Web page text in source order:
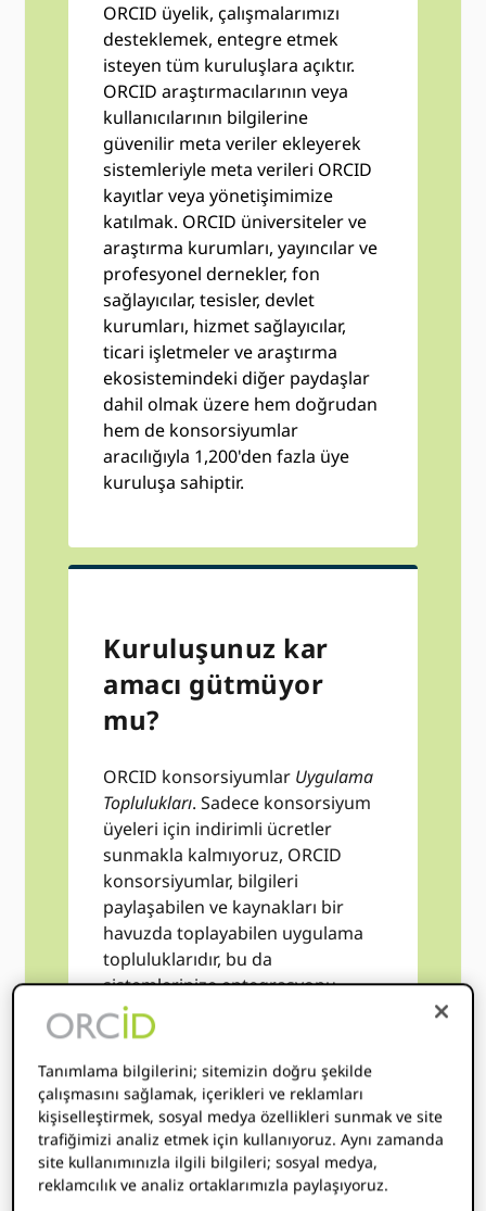
ORCID üyelik, çalışmalarımızı
desteklemek, entegre etmek
isteyen tüm kuruluşlara açıktır.
ORCID araştırmacılarının veya
kullanıcılarının bilgilerine
güvenilir meta veriler ekleyerek
sistemleriyle meta verileri ORCID
kayıtlar veya yönetişimimize
katılmak. ORCID üniversiteler ve
araştırma kurumları, yayıncılar ve
profesyonel dernekler, fon
sağlayıcılar, tesisler, devlet
kurumları, hizmet sağlayıcılar,
ticari işletmeler ve araştırma
ekosistemindeki diğer paydaşlar
dahil olmak üzere hem doğrudan
hem de konsorsiyumlar
aracılığıyla 1,200'den fazla üye
kuruluşa sahiptir.
Kuruluşunuz kar
amacı gütmüyor
mu?
ORCID konsorsiyumlar Uygulama
Toplulukları. Sadece konsorsiyum
üyeleri için indirimli ücretler
sunmakla kalmıyoruz, ORCID
konsorsiyumlar, bilgileri
paylaşabilen ve kaynakları bir
havuzda toplayabilen uygulama
topluluklarıdır, bu da
sistemlerinize entegrasyonu
hızlandırmaya ve sistemin
değerini en üst düzeye çıkarmaya
yardımcı olacak uygun maliyetli
bir yol sağlar ORCID kuruluşunuz
için. Yalnızca kar amacı gütmeyen
kuruluşlar için uygundur ORCID
konsorsiyum üyeliği Bu sizin için
geçerliyse, bir konsorsiyuma
Tanımlama bilgilerini; sitemizin doğru şekilde
çalışmasını sağlamak, içerikleri ve reklamları
kişiselleştirmek, sosyal medya özellikleri sunmak ve site
trafiğimizi analiz etmek için kullanıyoruz. Aynı zamanda
site kullanımınızla ilgili bilgileri; sosyal medya,
reklamcılık ve analiz ortaklarımızla paylaşıyoruz.